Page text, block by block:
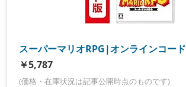
スーパーマリオRPG|オンラインコー
￥5,787
(価格・在庫状況は記事公開時点のものです)